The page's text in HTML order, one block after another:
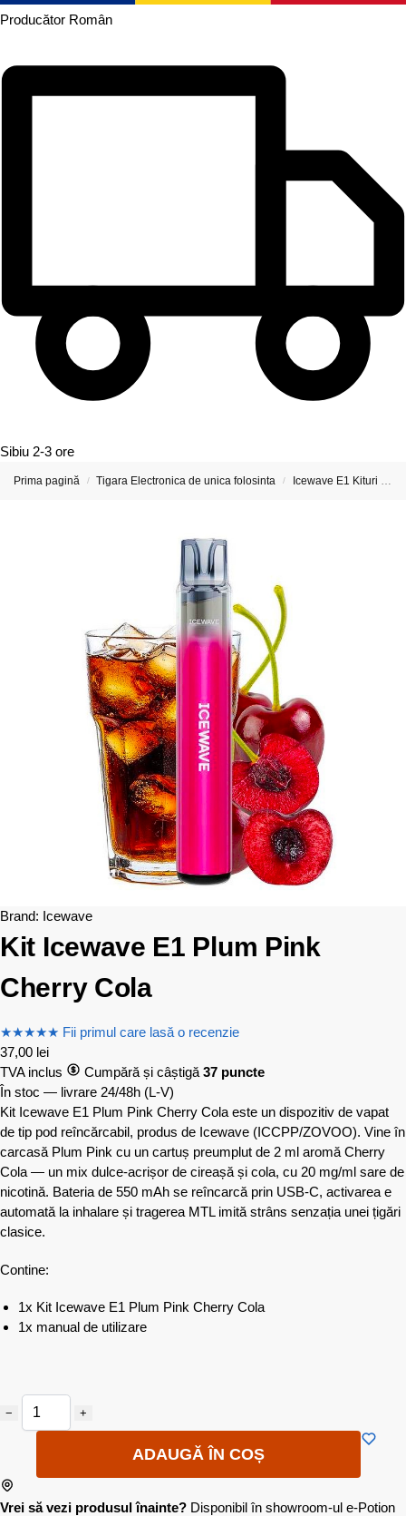
Producător Român
Sibiu 2-3 ore
Prima pagină / Tigara Electronica de unica folosinta / Icewave E1 Kituri si Capsule preumplute
Brand: Icewave
Kit Icewave E1 Plum Pink
Cherry Cola
★★★★★ Fii primul care lasă o recenzie
37,00 lei
TVA inclus
Cumpără și câștigă 37 puncte
În stoc — livrare 24/48h (L-V)
Kit Icewave E1 Plum Pink Cherry Cola este un dispozitiv de vapat
de tip pod reîncărcabil, produs de Icewave (ICCPP/ZOVOO). Vine în
carcasă Plum Pink cu un cartuș preumplut de 2 ml aromă Cherry
Cola — un mix dulce-acrișor de cireașă și cola, cu 20 mg/ml sare de
nicotină. Bateria de 550 mAh se reîncarcă prin USB-C, activarea e
automată la inhalare și tragerea MTL imită strâns senzația unei țigări
clasice.
Contine:
1x Kit Icewave E1 Plum Pink Cherry Cola
1x manual de utilizare
− +
ADAUGĂ ÎN COȘ
Vrei să vezi produsul înainte? Disponibil în showroom-ul e-Potion